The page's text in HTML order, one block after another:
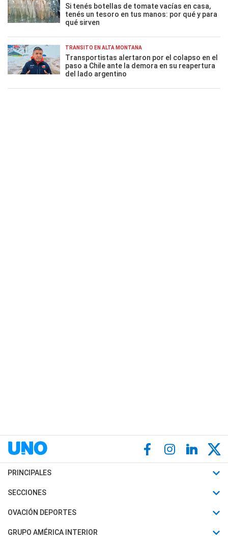
Si tenés botellas de tomate vacías en casa,
tenés un tesoro en tus manos: por qué y para
qué sirven
TRÁNSITO EN ALTA MONTAÑA
Transportistas alertaron por el colapso en el
paso a Chile ante la demora en su reapertura
del lado argentino
PRINCIPALES
Últimas Noticias
Política
SECCIONES
Horóscopo
Motores
OVACIÓN DEPORTES
Fútbol
GRUPO AMÉRICA INTERIOR